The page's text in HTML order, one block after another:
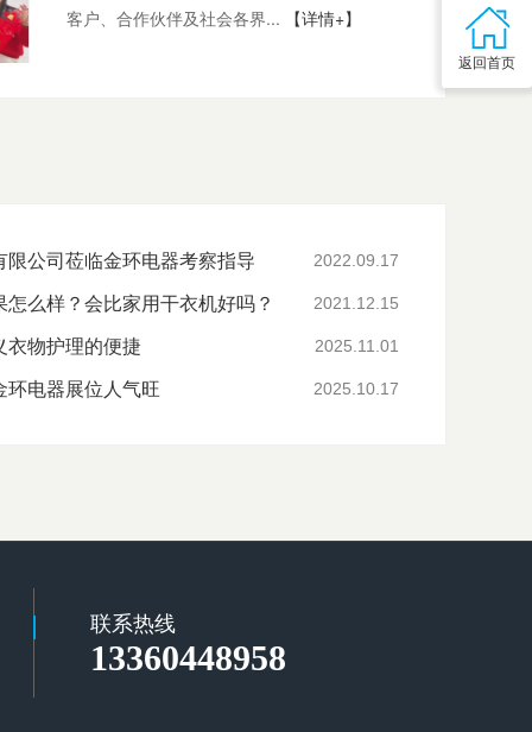
客户、合作伙伴及社会各界...
【详情+】
公司莅临金环电器考察指导 2022.09.17
么样？会比家用干衣机好吗？ 2021.12.15
衣物护理的便捷 2025.11.01
环电器展位人气旺 2025.10.17
联系热线
13360448958
返回首页